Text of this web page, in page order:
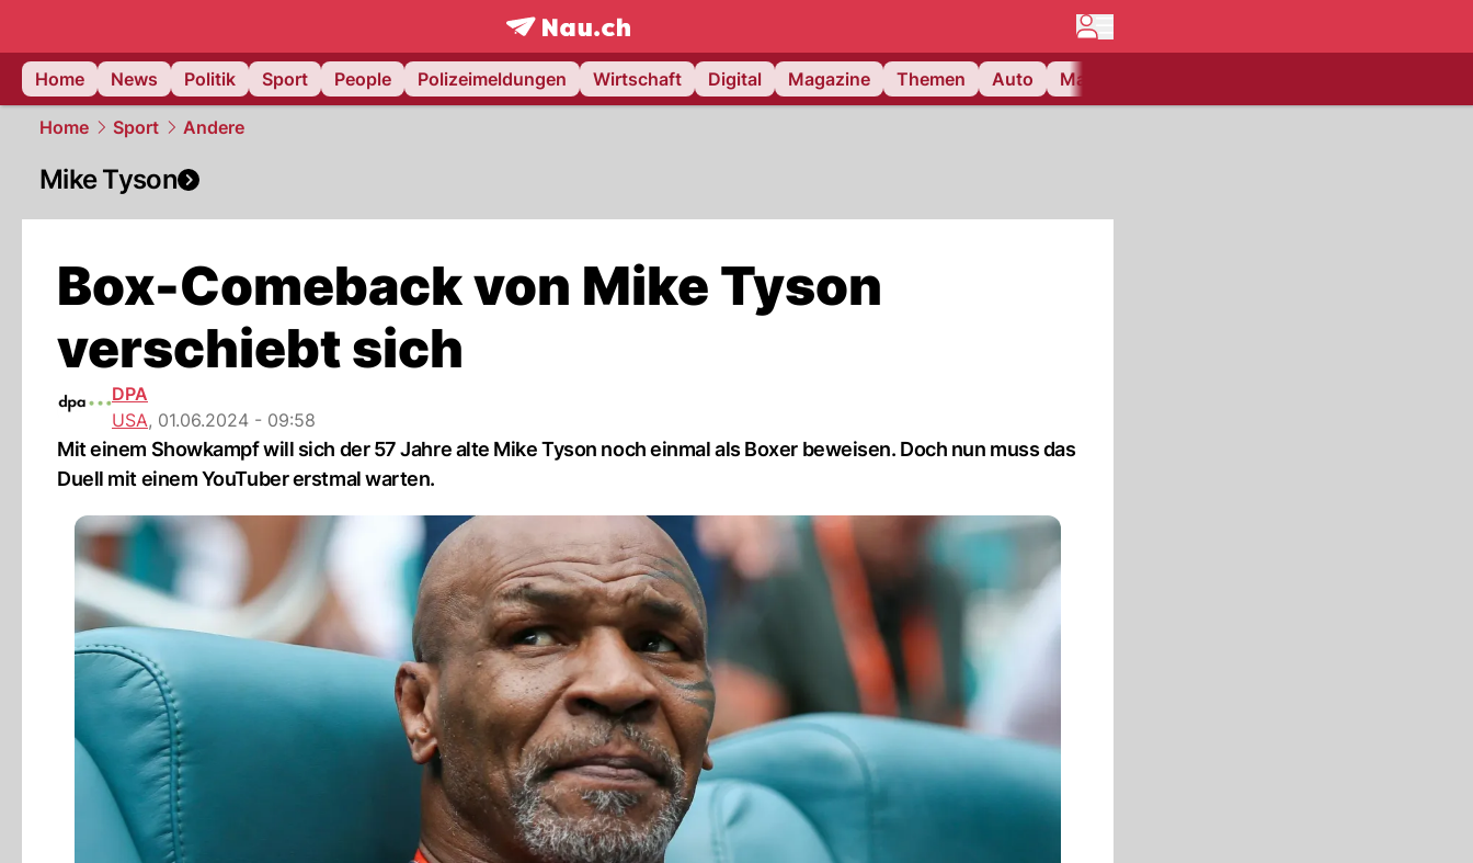
frontpage.NAU.ch
Home
News Politik Sport People Polizeimeldungen Wirtschaft Digital Magazine Themen Auto Matchcenter
Home Sport Andere
Mike Tyson
Box-Comeback von Mike Tyson
verschiebt sich
DPA
USA, 01.06.2024 - 09:58
Mit einem Showkampf will sich der 57 Jahre alte Mike Tyson noch einmal als Boxer beweisen. Doch nun muss das
Duell mit einem YouTuber erstmal warten.